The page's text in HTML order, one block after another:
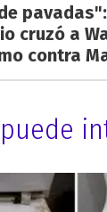
cruzó a
contra